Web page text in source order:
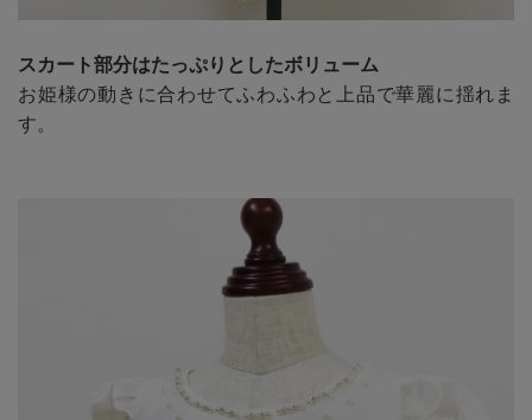
スカート部分はたっぷりとしたボリューム
お姫様の動きに合わせてふわふわと上品で華麗に揺れま
す。